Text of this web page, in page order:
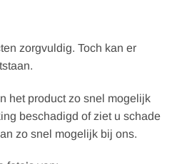
zorgvuldig. Toch kan er
het product zo snel mogelijk
beschadigd of ziet u schade
zo snel mogelijk bij ons.